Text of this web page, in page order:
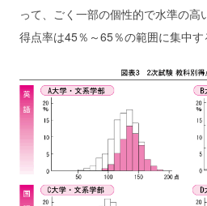
って、ごく一部の個性的で水準の
得点率は45％～65％の範囲に集中す